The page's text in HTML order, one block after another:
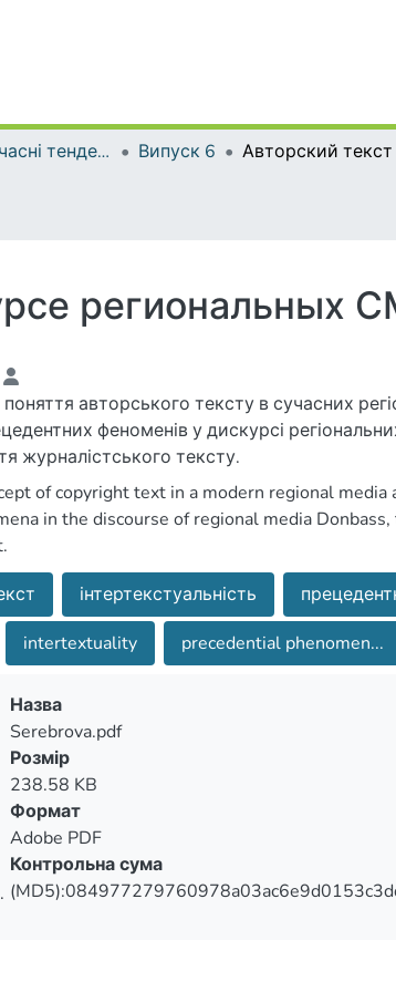
Серія 09. Сучасні тенденції розвитку мов Випуск 6
региональных
авторського тексту в сучасних
феноменів у дискурсі
журналістського тексту.
of copyright text in a modern regional
in the discourse of regional media
інтертекстуальність
intertextuality
precedential phenomen...
Назва
Serebrova.pdf
Розмір
238.58 KB
Формат
Adobe PDF
Контрольна сума